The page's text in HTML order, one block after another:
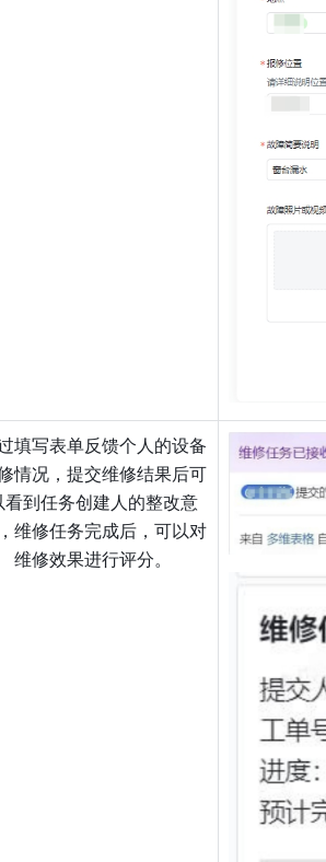
填写表单反馈个人的设备
情况，提交维修结果后可
看到任务创建人的整改意
维修任务完成后，可以对
维修效果进行评分。